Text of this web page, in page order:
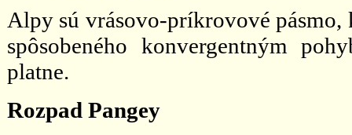
Alpy sú vrásovo-príkrovové
spôsobeného konvergentným
platne.
Rozpad Pangey